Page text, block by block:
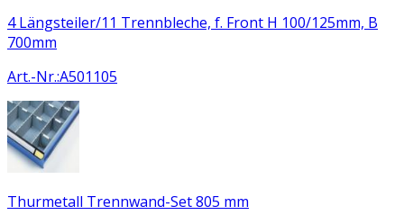
4 Längsteiler/11 Trennbleche, f. Front H 100/125mm, B
700mm
Art.-Nr.:A501105
Thurmetall Trennwand-Set 805 mm